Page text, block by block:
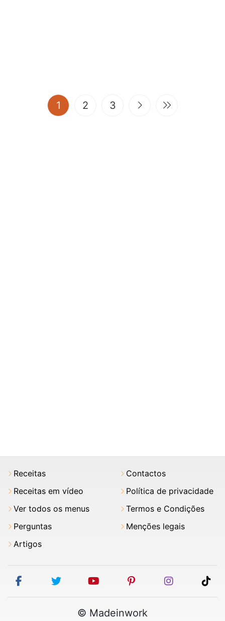
1 (current)
2 3
Receitas
Receitas em vídeo
Ver todos os menus
Perguntas
Artigos
Contactos
Política de privacidade
Termos e Condições
Menções legais
facebooktwitter youtubepinterestinstagram
© Madeinwork